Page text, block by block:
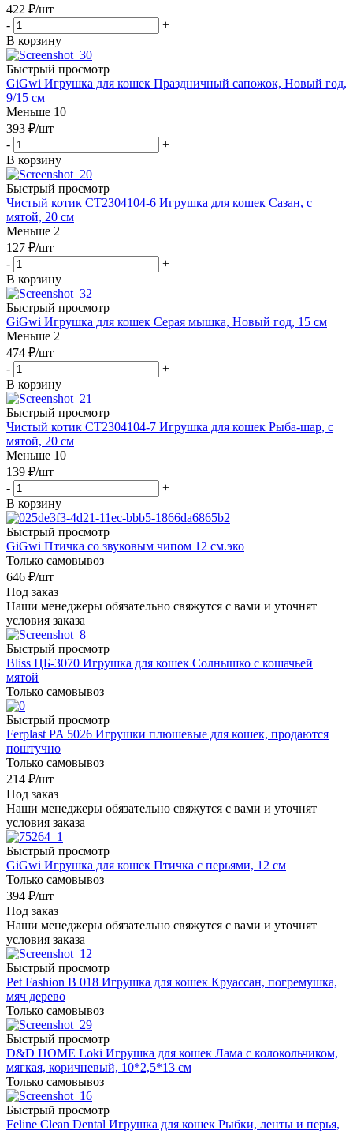
422 ₽/шт
-
+
В корзину
Быстрый просмотр
GiGwi Игрушка для кошек Праздничный сапожок, Новый год,
9/15 см
Меньше 10
393 ₽/шт
-
+
В корзину
Быстрый просмотр
Чистый котик CT2304104-6 Игрушка для кошек Сазан, с
мятой, 20 см
Меньше 2
127 ₽/шт
-
+
В корзину
Быстрый просмотр
GiGwi Игрушка для кошек Серая мышка, Новый год, 15 см
Меньше 2
474 ₽/шт
-
+
В корзину
Быстрый просмотр
Чистый котик CT2304104-7 Игрушка для кошек Рыба-шар, с
мятой, 20 см
Меньше 10
139 ₽/шт
-
+
В корзину
Быстрый просмотр
GiGwi Птичка со звуковым чипом 12 см.эко
Только самовывоз
646 ₽/шт
Под заказ
Наши менеджеры обязательно свяжутся с вами и уточнят
условия заказа
Быстрый просмотр
Bliss ЦБ-3070 Игрушка для кошек Солнышко с кошачьей
мятой
Только самовывоз
Быстрый просмотр
Ferplast PA 5026 Игрушки плюшевые для кошек, продаются
поштучно
Только самовывоз
214 ₽/шт
Под заказ
Наши менеджеры обязательно свяжутся с вами и уточнят
условия заказа
Быстрый просмотр
GiGwi Игрушка для кошек Птичка с перьями, 12 см
Только самовывоз
394 ₽/шт
Под заказ
Наши менеджеры обязательно свяжутся с вами и уточнят
условия заказа
Быстрый просмотр
Pet Fashion В 018 Игрушка для кошек Круассан, погремушка,
мяч дерево
Только самовывоз
Быстрый просмотр
D&D HOME Loki Игрушка для кошек Лама с колокольчиком,
мягкая, коричневый, 10*2,5*13 см
Только самовывоз
Быстрый просмотр
Feline Clean Dental Игрушка для кошек Рыбки, ленты и перья,